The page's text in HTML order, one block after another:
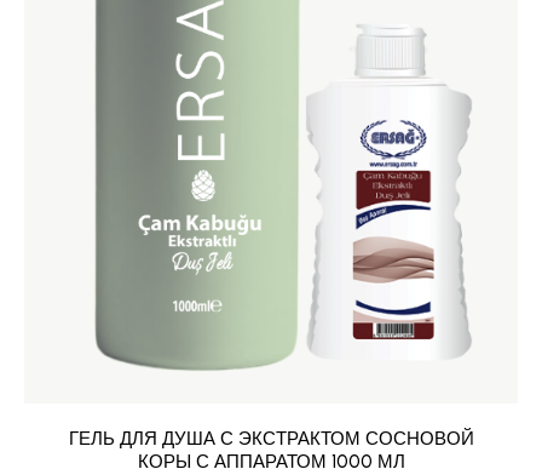
ГЕЛЬ ДЛЯ ДУША С ЭКСТРАКТОМ СОСНОВОЙ
КОРЫ С АППАРАТОМ 1000 МЛ